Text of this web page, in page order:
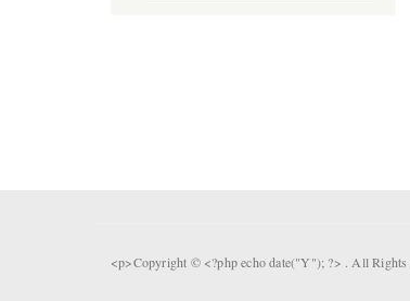
<p>Copyright © <?php echo date("Y"); ?> . All